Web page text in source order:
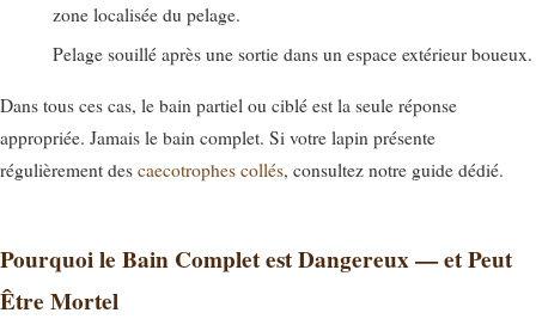
zone localisée du pelage.
Pelage souillé après une sortie dans un espace extérieur boueux.
Dans tous ces cas, le bain partiel ou ciblé est la seule réponse
appropriée. Jamais le bain complet. Si votre lapin présente
régulièrement des caecotrophes collés, consultez notre guide dédié.
Pourquoi le Bain Complet est Dangereux — et Peut
Être Mortel